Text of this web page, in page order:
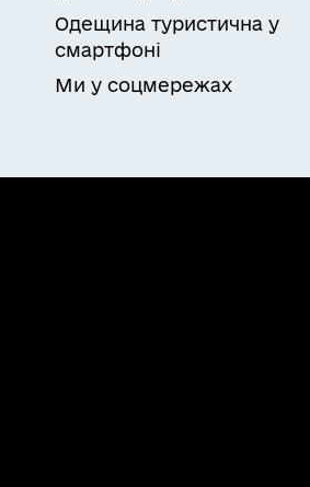
Одещина туристична у
смартфоні
Ми у соцмережах